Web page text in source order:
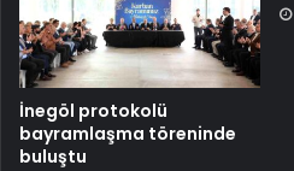
İnegöl protokolü
bayramlaşma töreninde
buluştu